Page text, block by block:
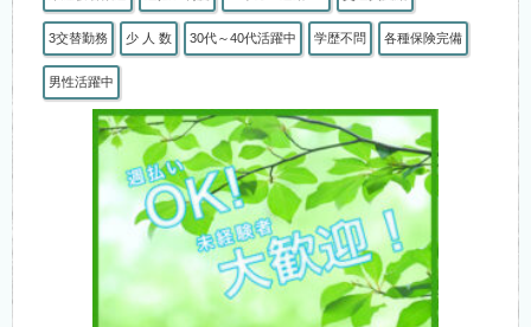
3交替勤務 少 人 数 30代～40代活躍中 学歴不問 各種保険完備
男性活躍中